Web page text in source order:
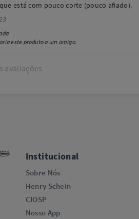
está com pouco corte (pouco afiado).
este produto a um amigo.
avaliações
Institucional
Sobre Nós
Henry Schein
CIOSP
Nosso App